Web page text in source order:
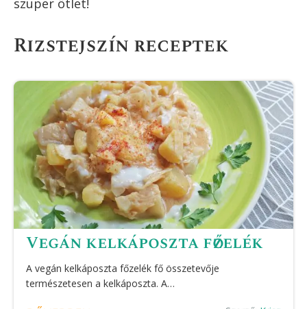
szuper ötlet!
Rizstejszín receptek
Vegán kelkáposzta főzelék
A vegán kelkáposzta főzelék fő összetevője
természetesen a kelkáposzta. A…